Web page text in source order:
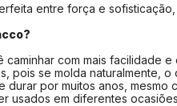
entre força e
com mais facilidade
pois se molda naturalmente,
durar por muitos anos,
usados em diferentes